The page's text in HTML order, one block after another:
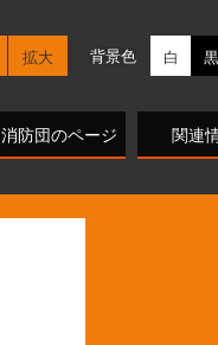
拡大 背景色 白 黒
消防団のページ 関連